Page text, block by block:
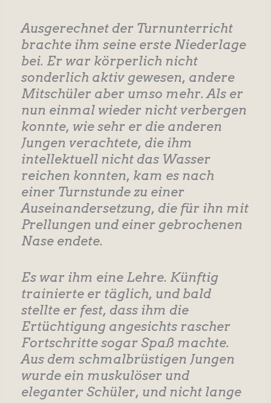
Ausgerechnet der Turnunterricht
brachte ihm seine erste Niederlage
bei. Er war körperlich nicht
sonderlich aktiv gewesen, andere
Mitschüler aber umso mehr. Als er
nun einmal wieder nicht verbergen
konnte, wie sehr er die anderen
Jungen verachtete, die ihm
intellektuell nicht das Wasser
reichen konnten, kam es nach
einer Turnstunde zu einer
Auseinandersetzung, die für ihn mit
Prellungen und einer gebrochenen
Nase endete.
Es war ihm eine Lehre. Künftig
trainierte er täglich, und bald
stellte er fest, dass ihm die
Ertüchtigung angesichts rascher
Fortschritte sogar Spaß machte.
Aus dem schmalbrüstigen Jungen
wurde ein muskulöser und
eleganter Schüler, und nicht lange